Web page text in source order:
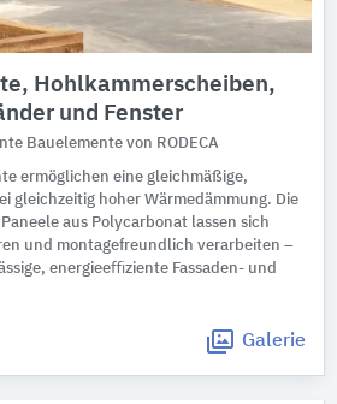
Hohlkammerscheiben,
und Fenster
Bauelemente von RODECA
ermöglichen eine gleichmäßige,
gleichzeitig hoher Wärmedämmung. Die
aus Polycarbonat lassen sich
und montagefreundlich verarbeiten –
energieeﬃziente Fassaden- und
Galerie